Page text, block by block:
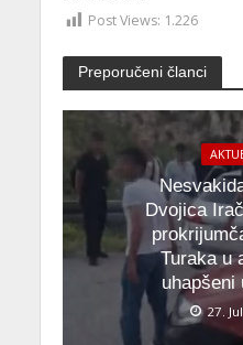
Post Views: 1.226
Preporučeni članci
Dvojica
Turaka u
uhapšeni
27.